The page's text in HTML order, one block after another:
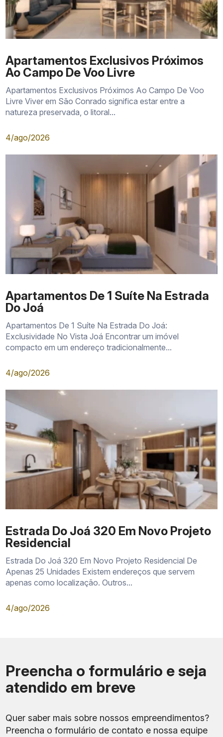
Apartamentos Exclusivos Próximos
Ao Campo De Voo Livre
Apartamentos Exclusivos Próximos Ao Campo De Voo
Livre Viver em São Conrado significa estar entre a
natureza preservada, o litoral...
4/ago/2026
Apartamentos De 1 Suíte Na Estrada
Do Joá
Apartamentos De 1 Suíte Na Estrada Do Joá:
Exclusividade No Vista Joá Encontrar um imóvel
compacto em um endereço tradicionalmente...
4/ago/2026
Estrada Do Joá 320 Em Novo Projeto
Residencial
Estrada Do Joá 320 Em Novo Projeto Residencial De
Apenas 25 Unidades Existem endereços que servem
apenas como localização. Outros...
4/ago/2026
Preencha o formulário e seja
atendido em breve
Quer saber mais sobre nossos empreendimentos?
Preencha o formulário de contato e nossa equipe